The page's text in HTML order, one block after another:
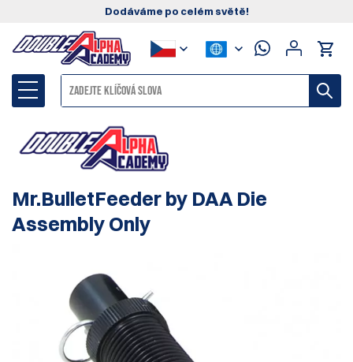
Dodáváme po celém světě!
Mr.BulletFeeder by DAA Die
Assembly Only